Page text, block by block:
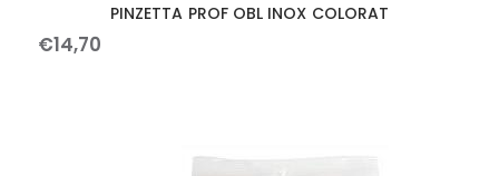
PINZETTA PROF OBL INOX COLORAT
€14,70